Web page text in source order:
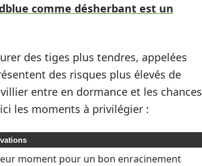
comme désherbant est un
des tiges plus tendres, appelées
des risques plus élevés de
entre en dormance et les chances
les moments à privilégier :
moment pour un bon enracinement